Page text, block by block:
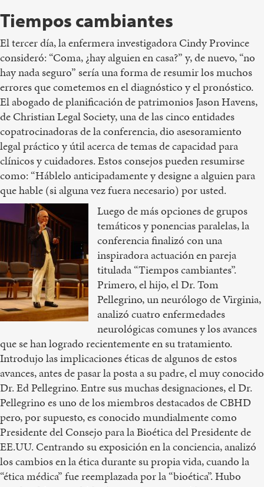
Tiempos cambiantes
El tercer día, la enfermera investigadora Cindy Province
consideró: “Coma, ¿hay alguien en casa?” y, de nuevo, “no
hay nada seguro” sería una forma de resumir los muchos
errores que cometemos en el diagnóstico y el pronóstico.
El abogado de planificación de patrimonios Jason Havens,
de Christian Legal Society, una de las cinco entidades
copatrocinadoras de la conferencia, dio asesoramiento
legal práctico y útil acerca de temas de capacidad para
clínicos y cuidadores. Estos consejos pueden resumirse
como: “Háblelo anticipadamente y designe a alguien para
que hable (si alguna vez fuera necesario) por usted.
Luego de más opciones de grupos
temáticos y ponencias paralelas, la
conferencia finalizó con una
inspiradora actuación en pareja
titulada “Tiempos cambiantes”.
Primero, el hijo, el Dr. Tom
Pellegrino, un neurólogo de Virginia,
analizó cuatro enfermedades
neurológicas comunes y los avances
que se han logrado recientemente en su tratamiento.
Introdujo las implicaciones éticas de algunos de estos
avances, antes de pasar la posta a su padre, el muy conocido
Dr. Ed Pellegrino. Entre sus muchas designaciones, el Dr.
Pellegrino es uno de los miembros destacados de CBHD
pero, por supuesto, es conocido mundialmente como
Presidente del Consejo para la Bioética del Presidente de
EE.UU. Centrando su exposición en la conciencia, analizó
los cambios en la ética durante su propia vida, cuando la
“ética médica” fue reemplazada por la “bioética”. Hubo